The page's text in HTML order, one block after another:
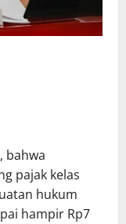
bahwa
pajak kelas
hukum
hampir Rp7